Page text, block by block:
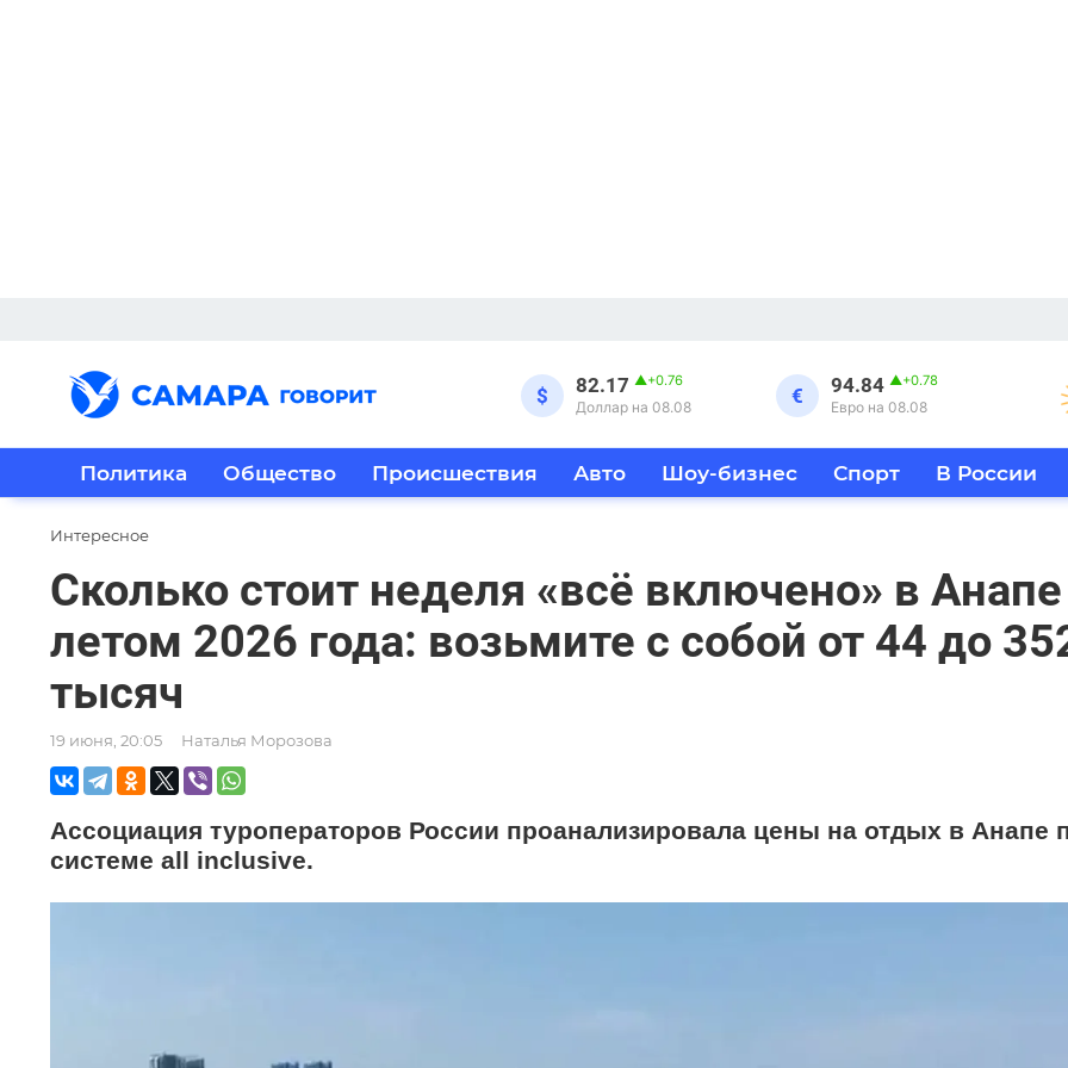
$ 82.17 ▲+0.76
Доллар на 08.08 € 94.84 ▲+0.78
Евро на 08.08
Политика Общество Происшествия Авто Шоу-бизнес Спорт В России
Интересное
Сколько стоит неделя «всё включено» в Анапе
летом 2026 года: возьмите с собой от 44 до
тысяч
19 июня, 20:05 Наталья Морозова
Ассоциация туроператоров России проанализировала цены на отдых в Анапе
системе all inclusive.